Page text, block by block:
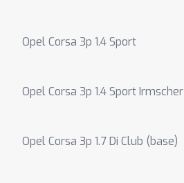
Opel Corsa 3p 1.4 Sport
Opel Corsa 3p 1.4 Sport Irmscher
Opel Corsa 3p 1.7 Di Club (base)